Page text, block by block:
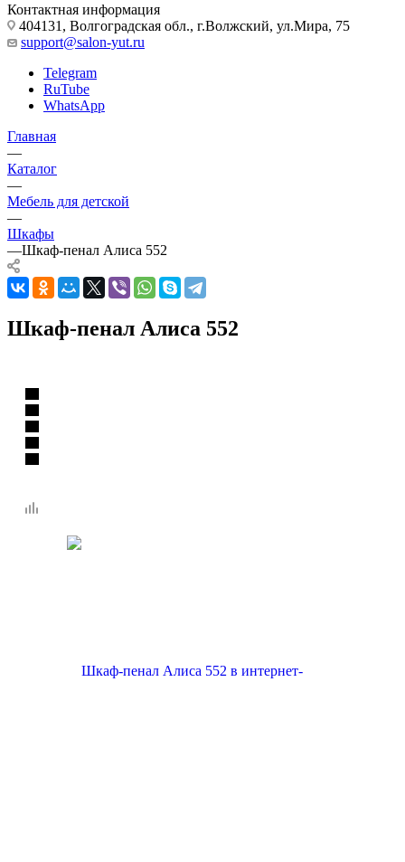
Контактная информация
404131, Волгоградская обл., г.Волжский, ул.Мира, 75
support@salon-yut.ru
Telegram
RuTube
WhatsApp
Главная
—
Каталог
—
Мебель для детской
—
Шкафы
—Шкаф-пенал Алиса 552
Шкаф-пенал Алиса 552